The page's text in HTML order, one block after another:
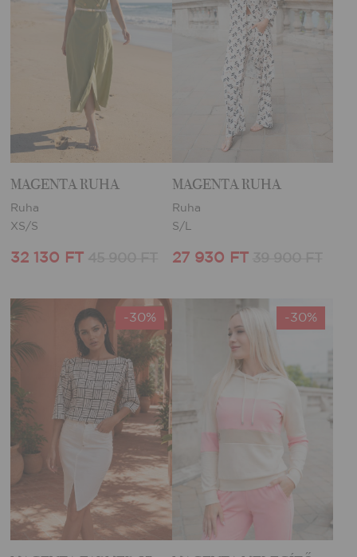
MAGENTA RUHA
Ruha
XS/S
32 130 FT
MAGENTA RUHA
Ruha
S/L
27 930 FT
-30% -30%